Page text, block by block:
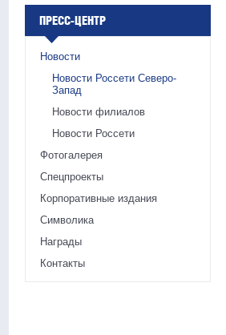
ПРЕСС-ЦЕНТР
Новости
Новости Россети Северо-
Запад
Новости филиалов
Новости Россети
Фотогалерея
Спецпроекты
Корпоративные издания
Символика
Награды
Контакты